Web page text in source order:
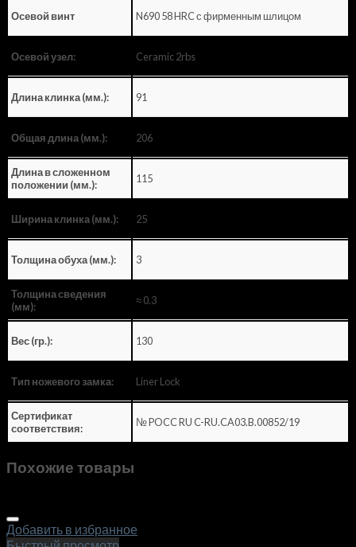
Осевой винт N690 58 HRC с фирменным шлицом
Осевой узел: Ceramic 2rbs
Длина клинка (мм.): 91
Общая длина (мм.): 206
Длина в сложенном
положении (мм.):
115
Ширина клинка (мм.): 25
Толщина обуха (мм.): 3
Толщина сведения
(мм):
≈ 0.3
Вес (гр.): 130
Тип ножевого замка: Liner Lock
Сертификат
соответствия:
№ POCC RU C-RU.CA03.B.00852/19
Похожие товары
Добавить в избранное